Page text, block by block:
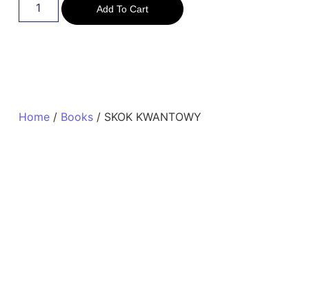
Add To Cart
Home/ Books/ SKOK KWANTOWY